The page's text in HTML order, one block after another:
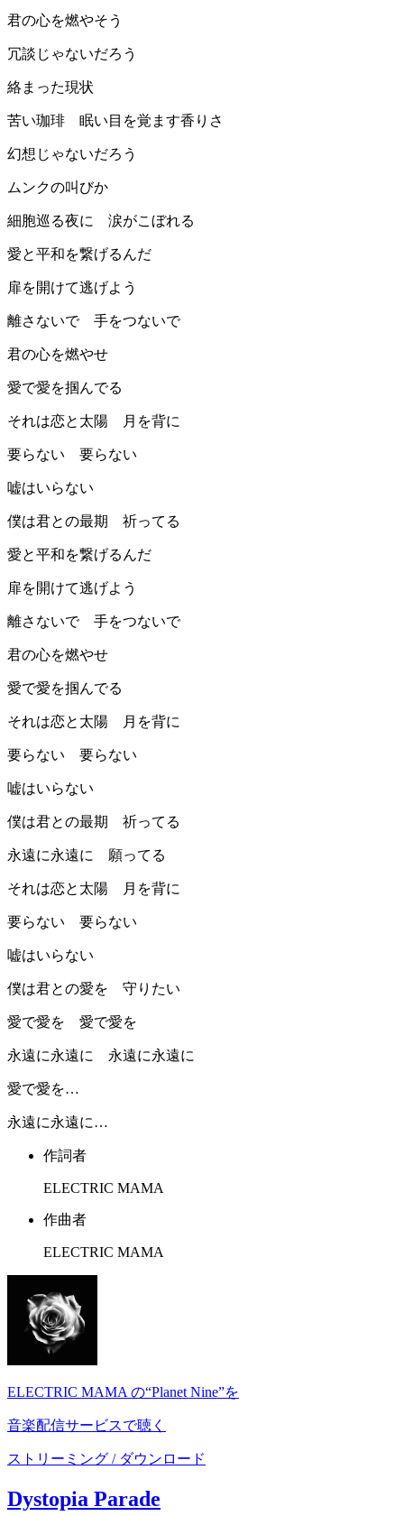
君の心を燃やそう
冗談じゃないだろう
絡まった現状
苦い珈琲 眠い目を覚ます香りさ
幻想じゃないだろう
ムンクの叫びか
細胞巡る夜に 涙がこぼれる
愛と平和を繋げるんだ
扉を開けて逃げよう
離さないで 手をつないで
君の心を燃やせ
愛で愛を掴んでる
それは恋と太陽 月を背に
要らない 要らない
嘘はいらない
僕は君との最期 祈ってる
愛と平和を繋げるんだ
扉を開けて逃げよう
離さないで 手をつないで
君の心を燃やせ
愛で愛を掴んでる
それは恋と太陽 月を背に
要らない 要らない
嘘はいらない
僕は君との最期 祈ってる
永遠に永遠に 願ってる
それは恋と太陽 月を背に
要らない 要らない
嘘はいらない
僕は君との愛を 守りたい
愛で愛を 愛で愛を
永遠に永遠に 永遠に永遠に
愛で愛を…
永遠に永遠に…
作詞者
ELECTRIC MAMA
作曲者
ELECTRIC MAMA
ELECTRIC MAMA の“Planet Nine”を
音楽配信サービスで聴く
ストリーミング / ダウンロード
Dystopia Parade